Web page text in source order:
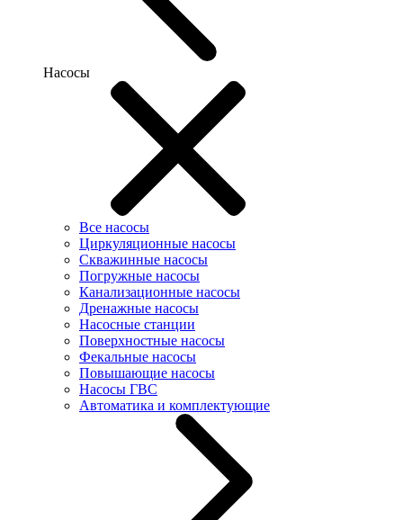
Насосы
Все насосы
Циркуляционные насосы
Скважинные насосы
Погружные насосы
Канализационные насосы
Дренажные насосы
Насосные станции
Поверхностные насосы
Фекальные насосы
Повышающие насосы
Насосы ГВС
Автоматика и комплектующие